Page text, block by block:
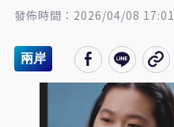
發佈時間：2026/04/08 17:01
兩岸